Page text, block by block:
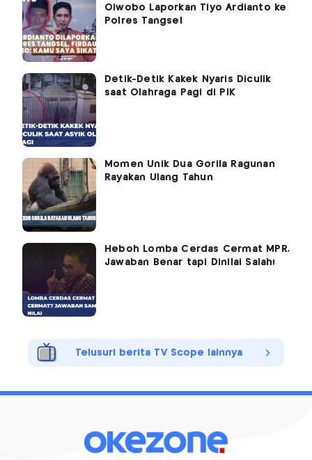
Oiwobo Laporkan Tiyo Ardianto ke
Polres Tangsel
Detik-Detik Kakek Nyaris Diculik
saat Olahraga Pagi di PIK
Momen Unik Dua Gorila Ragunan
Rayakan Ulang Tahun
Heboh Lomba Cerdas Cermat MPR,
Jawaban Benar tapi Dinilai Salah!
Telusuri berita TV Scope lainnya